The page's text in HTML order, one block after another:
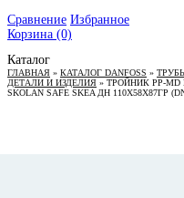
Сравнение Избранное
Корзина (0)
Каталог
ГЛАВНАЯ » КАТАЛОГ DANFOSS »
ДЕТАЛИ И ИЗДЕЛИЯ » ТРОЙНИК PP-
SKOLAN SAFE SKEA ДН 110Х58Х87ГР